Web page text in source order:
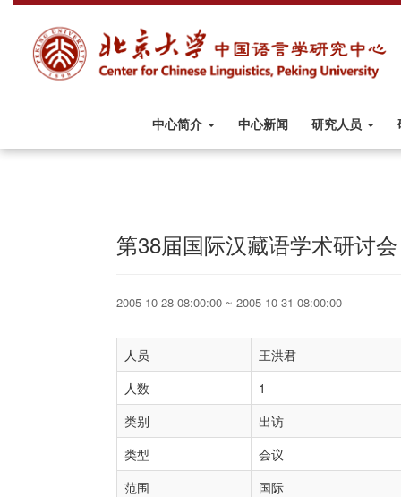
中心简介 中心新闻 研究人员
第38届国际汉藏语学术研讨会
2005-10-28 08:00:00 ~ 2005-10-31 08:00:00
人员
王洪君
人数
1
类别
出访
类型
会议
范围
国际